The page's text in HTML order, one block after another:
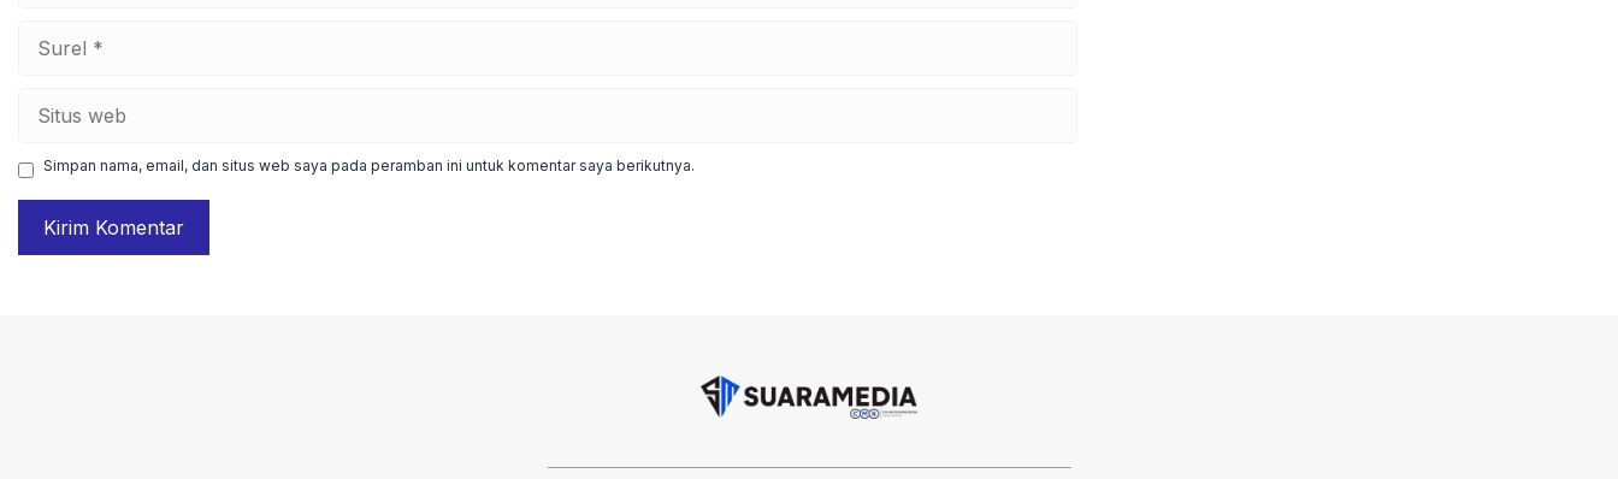
Simpan nama, email, dan situs web saya pada peramban ini untuk komentar saya berikutnya.